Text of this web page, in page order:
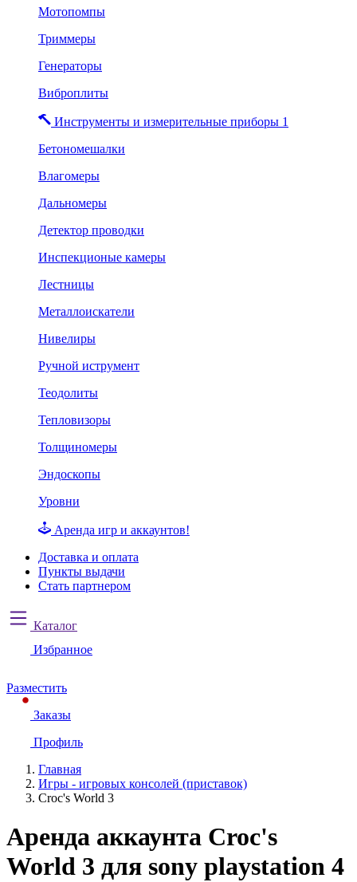
Мотопомпы
Триммеры
Генераторы
Виброплиты
Инструменты и измерительные приборы 1
Бетономешалки
Влагомеры
Дальномеры
Детектор проводки
Инспекционые камеры
Лестницы
Металлоискатели
Нивелиры
Ручной иструмент
Теодолиты
Тепловизоры
Толщиномеры
Эндоскопы
Уровни
Аренда игр и аккаунтов!
Доставка и оплата
Пункты выдачи
Стать партнером
Каталог
Избранное
Разместить
Заказы
Профиль
Главная
Игры - игровых консолей (приставок)
Croc's World 3
Аренда аккаунта Croc's
World 3 для sony playstation 4